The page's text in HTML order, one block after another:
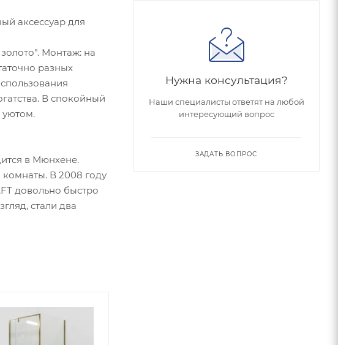
аксессуар для
Монтаж: на
разных
В спокойный
уютом.
в Мюнхене.
комнаты. В 2008 году
довольно быстро
стали два
Нужна консультация?
Наши специалисты ответят на любой
интересующий вопрос
ЗАДАТЬ ВОПРОС